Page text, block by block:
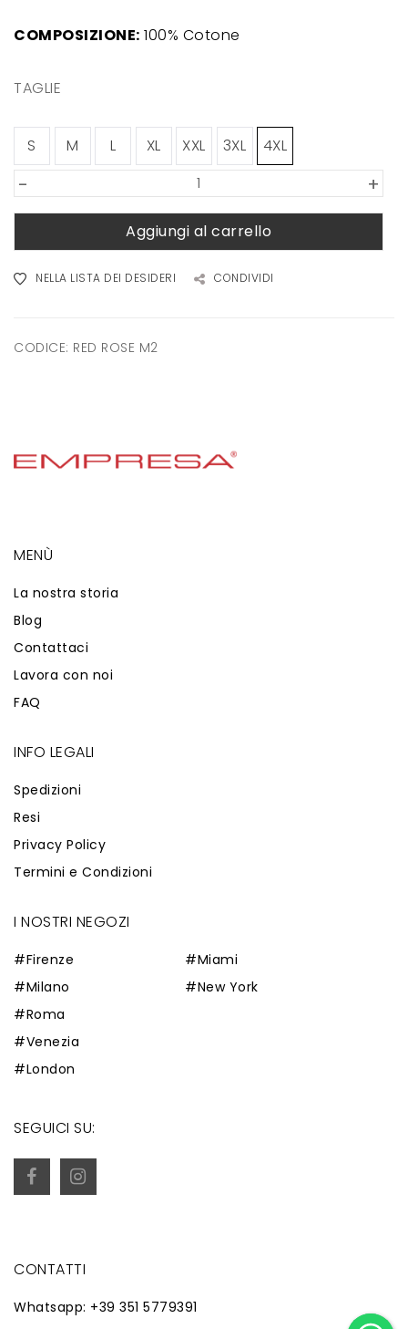
COMPOSIZIONE: 100% Cotone
TAGLIE
S M L XL XXL 3XL 4XL
+
-
Aggiungi al carrello
NELLA LISTA DEI DESIDERI CONDIVIDI
CODICE: RED ROSE M2
MENÙ
La nostra storia
Blog
Contattaci
Lavora con noi
FAQ
INFO LEGALI
Spedizioni
Resi
Privacy Policy
Termini e Condizioni
I NOSTRI NEGOZI
#Firenze
#Milano
#Roma
#Venezia
#London
#Miami
#New York
SEGUICI SU:
CONTATTI
Whatsapp: +39 351 5779391